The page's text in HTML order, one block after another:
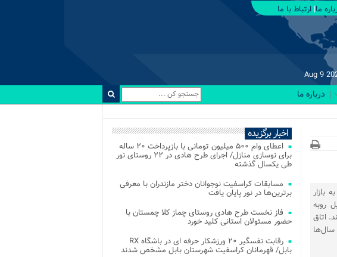
ما ارتباط با ما
Aug 9
درباره ما
بازار
روبه
اتاق
سال‌ها
اخبار برگزیده
اعطای وام ۵۰۰ میلیون تومانی با بازپرداخت ۲۰ ساله
برای نوسازی منازل/ اجرای طرح هادی در ۲۲ روستای نور
طی یکسال گذشته
مسابقات کراسفیت نوجوانان دختر مازندران با معرفی
برترین‌ها در نور پایان یافت
فاز نخست طرح هادی روستای چماز کلا چمستان با
حضور مسئولان استانی کلید خورد
رقابت نفسگیر ۲۰ ورزشکار حرفه ای در باشگاه RX
بابل/ قهرمانان کراسفیت شهرستان بابل مشخص شدند